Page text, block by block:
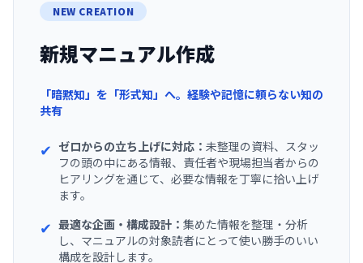
NEW CREATION
新規マニュアル作成
「暗黙知」を「形式知」へ。経験や記憶に頼らない知の
共有
✔ ゼロからの立ち上げに対応： 未整理の資料、スタッ
フの頭の中にある情報、責任者や現場担当者からの
ヒアリングを通じて、必要な情報を丁寧に拾い上げ
ます。
✔ 最適な企画・構成設計： 集めた情報を整理・分析
し、マニュアルの対象読者にとって使い勝手のいい
構成を設計します。